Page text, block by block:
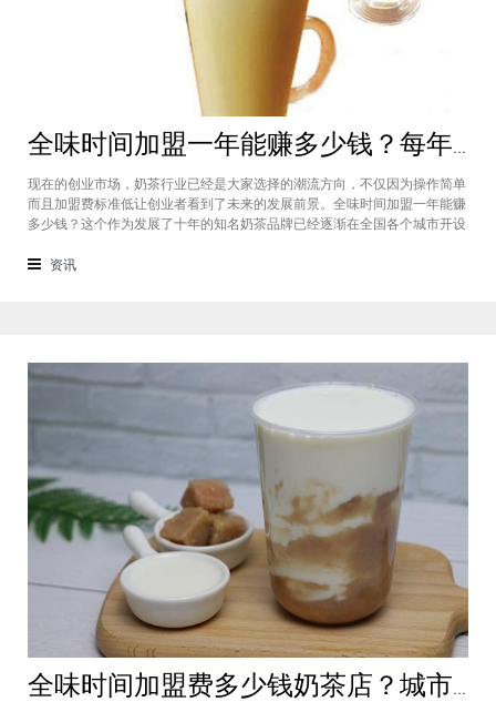
全味时间加盟一年能赚多少钱？每年利润20万庞大盈利机会等着你
现在的创业市场，奶茶行业已经是大家选择的潮流方向，不仅因为操作简单
而且加盟费标准低让创业者看到了未来的发展前景。全味时间加盟一年能赚
多少钱？这个作为发展了十年的知名奶茶品牌已经逐渐在全国各个城市开设
盟基本上每年的纯利润可以达到20万。全味时间加盟一年能赚多少钱？这个
资讯
全味时间加盟费多少钱奶茶店？城市标准不同费用也会有所不同